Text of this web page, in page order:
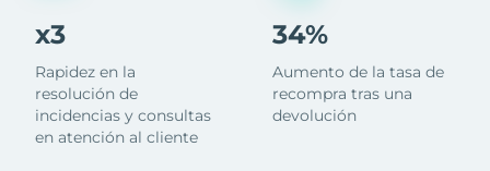
x3
Rapidez en la
resolución de
incidencias y consultas
en atención al cliente
34%
Aumento de la tasa de
recompra tras una
devolución